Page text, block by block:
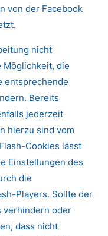
von der Facebook
nicht
Möglichkeit, die
entsprechende
Bereits
jederzeit
hierzu sind vom
Cookies lässt
Einstellungen des
die
Players. Sollte der
verhindern oder
dass nicht